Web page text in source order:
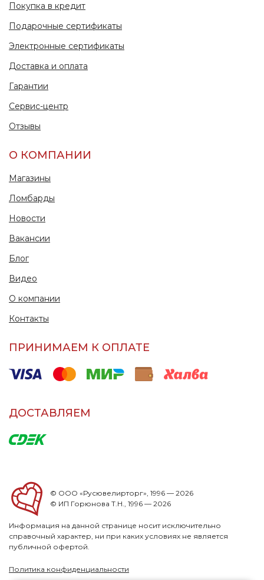
Покупка в кредит
Подарочные сертификаты
Электронные сертификаты
Доставка и оплата
Гарантии
Сервис-центр
Отзывы
О КОМПАНИИ
Магазины
Ломбарды
Новости
Вакансии
Блог
Видео
О компании
Контакты
ПРИНИМАЕМ К ОПЛАТЕ
ДОСТАВЛЯЕМ
© ООО «Русювелирторг», 1996 — 2026
© ИП Горюнова Т.Н., 1996 — 2026
Информация на данной странице носит исключительно
справочный характер, ни при каких условиях не является
публичной офертой.
Политика конфиденциальности